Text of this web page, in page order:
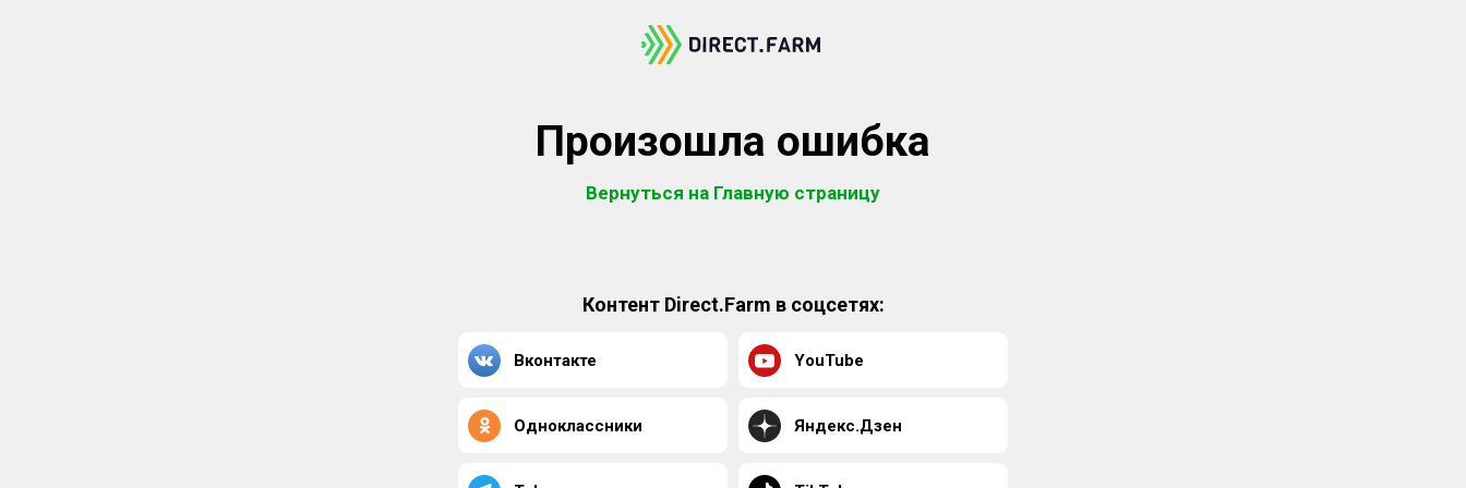
Произошла ошибка
Вернуться на Главную страницу
Контент Direct.Farm в соцсетях:
Вконтакте YouTube
Одноклассники Яндекс.Дзен